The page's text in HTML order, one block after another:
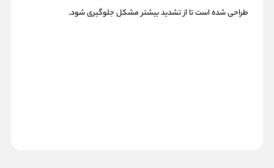
طراحی شده است تا از تشدید بیشتر مشکل جلوگیری شود.